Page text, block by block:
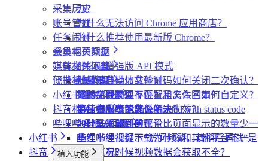
采集历史
账号管理
任务闹钟
采集本页数据
媒体文件下载
便捷复制数据
办？
为什么无法访问 Chrome 应用商店？
为什么推荐使用最新版 Chrome？
会员相关问题
什么是增强版 API 模式
什么是自动加载验证码
如何免费获取 VIP
第三方收费下载说明
为什么不能注册账号
下载相关问题
批量下载媒体文件时，如何关闭二次确认？
下载文件的保存位置和文件名如何自定义？
为什么配置的文件名未生效？
飞书相关问题
提示字段类型不匹配是怎么回事？
提示权限不足怎么解决？
小红书相关问题
小红书出现“Request failed with status code
406“是怎么回事？
小红书经常提示“访问频繁，请稍后再试”是
什么情况？
抖音相关问题
为什么采集到的评论比页面显示的数量少一
些？
为什么有时候视频数据会获取不全？
哔哩哔哩相关问题
哔哩哔哩视频下载为什么和其他平台不一
样？
小红书
植入功能
抖音